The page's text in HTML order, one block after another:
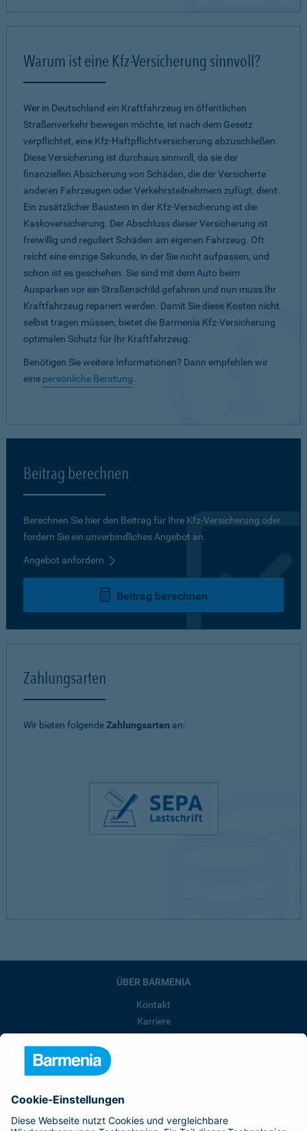
Warum ist eine Kfz-Versicherung sinnvoll?
Wer in Deutschland ein Kraftfahrzeug im öffentlichen
Straßenverkehr bewegen möchte, ist nach dem Gesetz
verpflichtet, eine Kfz-Haftpflichtversicherung abzuschließen.
Diese Versicherung ist durchaus sinnvoll, da sie der
finanziellen Absicherung von Schäden, die der Versicherte
anderen Fahrzeugen oder Verkehrsteilnehmern zufügt, dient.
Ein zusätzlicher Baustein in der Kfz-Versicherung ist die
Kaskoversicherung. Der Abschluss dieser Versicherung ist
freiwillig und reguliert Schäden am eigenen Fahrzeug. Oft
reicht eine einzige Sekunde, in der Sie nicht aufpassen, und
schon ist es geschehen. Sie sind mit dem Auto beim
Ausparken vor ein Straßenschild gefahren und nun muss Ihr
Kraftfahrzeug repariert werden. Damit Sie diese Kosten nicht
selbst tragen müssen, bietet die Barmenia Kfz-Versicherung
optimalen Schutz für Ihr Kraftfahrzeug.
Benötigen Sie weitere Informationen? Dann empfehlen wir
eine persönliche Beratung.
Beitrag berechnen
Berechnen Sie hier den Beitrag für Ihre Kfz-Versicherung oder
fordern Sie ein unverbindliches Angebot an.
Angebot anfordern
Beitrag berechnen
Zahlungsarten
Wir bieten folgendeZahlungsarten an:
ÜBER BARMENIA
Kontakt
Karriere
Barmenia ist Teil der BarmeniaGothaer